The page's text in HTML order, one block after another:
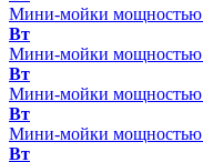
Мини-мойки мощностью
Вт
Мини-мойки мощностью
Вт
Мини-мойки мощностью
Вт
Мини-мойки мощностью
Вт